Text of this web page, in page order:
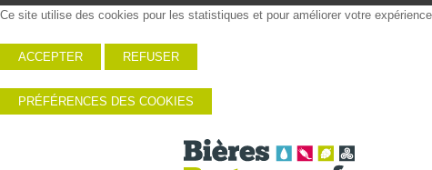
Ce site utilise des cookies pour les statistiques et pour améliorer votre
ACCEPTER REFUSER
PRÉFÉRENCES DES COOKIES